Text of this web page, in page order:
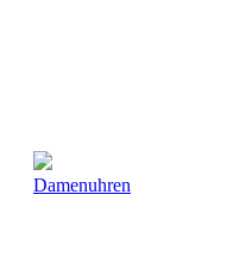
Damenuhren